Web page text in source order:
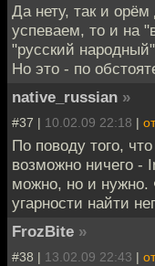
Да нету, так и
успеваем, то и на
"русский
Но это - по
native_russian »
#37 | 10.02.09 22:18 |
По поводу того,
возможно ничего -
можно, но и
угарности найти
FrozBite »
#38 | 13.02.09 22:43 |